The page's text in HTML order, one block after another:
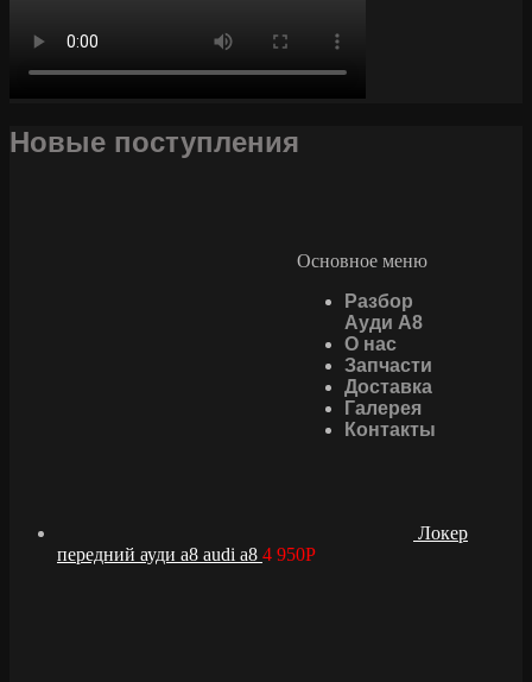
Основное меню
Разбор
Ауди А8
О нас
Запчасти
Доставка
Галерея
Контакты
Новые поступления
Локер
передний ауди а8 audi a8 4 950Р